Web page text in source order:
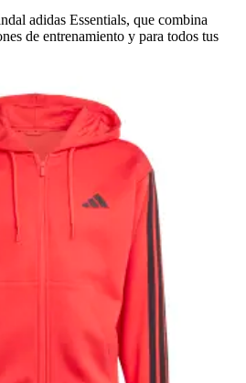
adidas Essentials, que combina
de entrenamiento y para todos tus